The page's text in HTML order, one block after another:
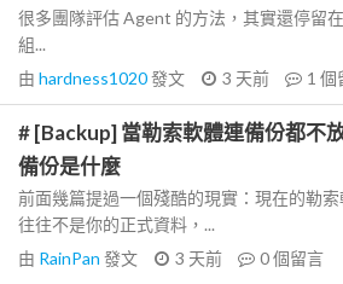
很多團隊評估 Agent 的方法，其實還停留
組...
由 hardness1020發文 3 天前 1 個
# [Backup] 當勒索軟體連備份都不
備份是什麼
前面幾篇提過一個殘酷的現實：現在的勒
往往不是你的正式資料，...
由 RainPan 發文 3 天前 0個留言